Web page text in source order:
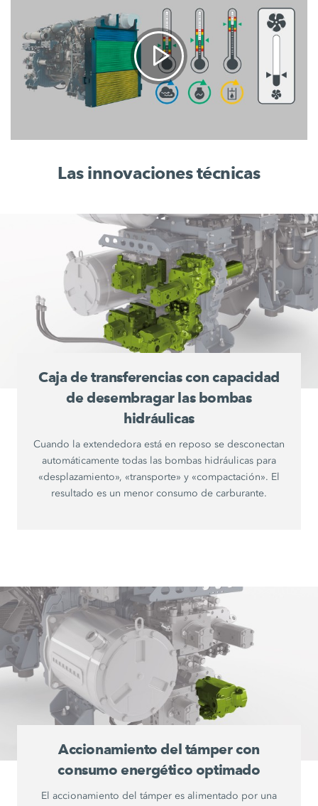
Las innovaciones técnicas
Caja de transferencias con capacidad
de desembragar las bombas
hidráulicas
Cuando la extendedora está en reposo se desconectan
automáticamente todas las bombas hidráulicas para
«desplazamiento», «transporte» y «compactación». El
resultado es un menor consumo de carburante.
Accionamiento del támper con
consumo energético optimado
El accionamiento del támper es alimentado por una